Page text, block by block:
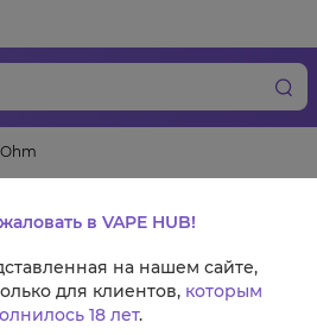
в VAPE HUB!
на нашем сайте,
для клиентов, которым
18 лет.